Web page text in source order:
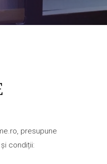
presupune
condiții: